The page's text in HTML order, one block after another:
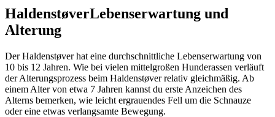
HaldenstøverLebenserwartung und
Alterung
Der Haldenstøver hat eine durchschnittliche Lebenserwartung von
10 bis 12 Jahren. Wie bei vielen mittelgroßen Hunderassen verläuft
der Alterungsprozess beim Haldenstøver relativ gleichmäßig. Ab
einem Alter von etwa 7 Jahren kannst du erste Anzeichen des
Alterns bemerken, wie leicht ergrauendes Fell um die Schnauze
oder eine etwas verlangsamte Bewegung.